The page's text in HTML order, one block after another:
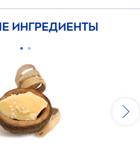
ИНГРЕДИЕНТЫ